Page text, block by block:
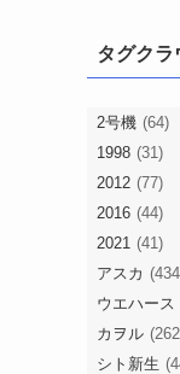
タグクラ
2号機 (64)
1998 (31)
2012 (77)
2016 (44)
2021 (41)
アスカ
ウエハース
カヲル
シト新生